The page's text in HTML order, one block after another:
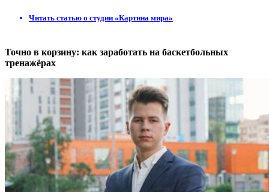
Читать статью о студии «Картина мира»
Точно в корзину: как заработать на баскетбольных
тренажёрах